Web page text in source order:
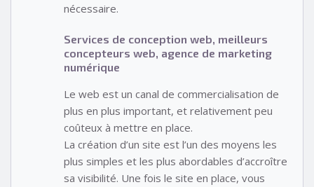
nécessaire.
Services de conception web, meilleurs
concepteurs web, agence de marketing
numérique
Le web est un canal de commercialisation de
plus en plus important, et relativement peu
coûteux à mettre en place.
La création d’un site est l’un des moyens les
plus simples et les plus abordables d’accroître
sa visibilité. Une fois le site en place, vous